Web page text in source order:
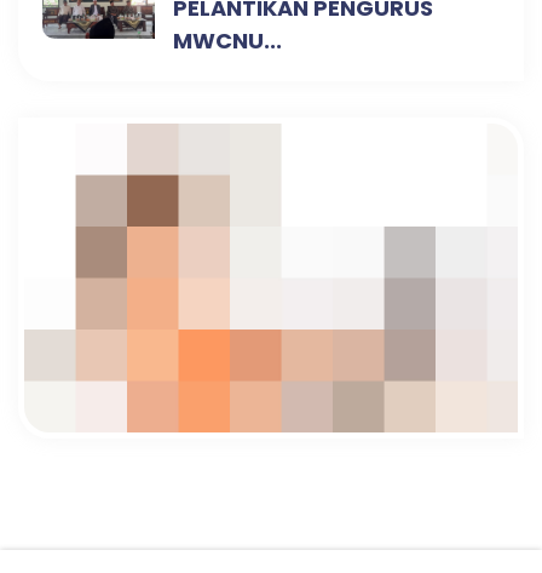
PELANTIKAN PENGURUS
MWCNU...